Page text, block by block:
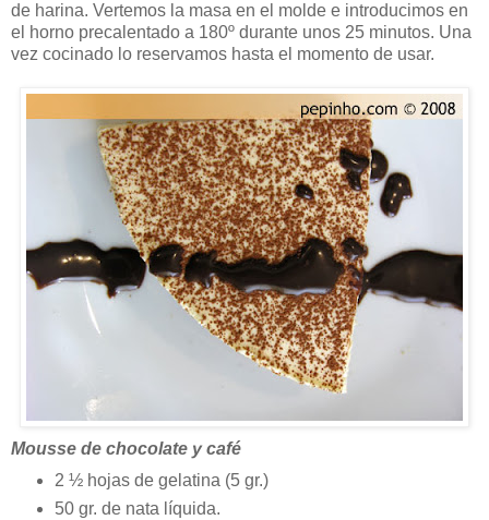
de harina. Vertemos la masa en el molde e introducimos en
el horno precalentado a 180º durante unos 25 minutos. Una
vez cocinado lo reservamos hasta el momento de usar.
Mousse de chocolate y café
2 ½ hojas de gelatina (5 gr.)
50 gr. de nata líquida.